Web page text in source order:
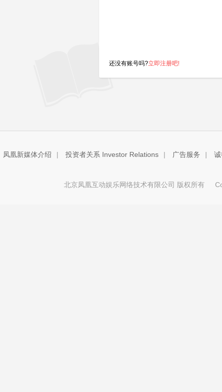
还没有账号吗?立即注册吧!
凤凰新媒体介绍 | 投资者关系 Investor Relations | 广告服务 |
北京凤凰互动娱乐网络技术有限公司 版权所有